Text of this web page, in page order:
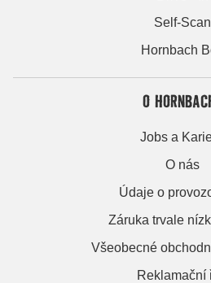
Self-Scan
Hornbach
O
Jobs a
O nás
Údaje o
Záruka trvale
Všeobecné
Reklamační